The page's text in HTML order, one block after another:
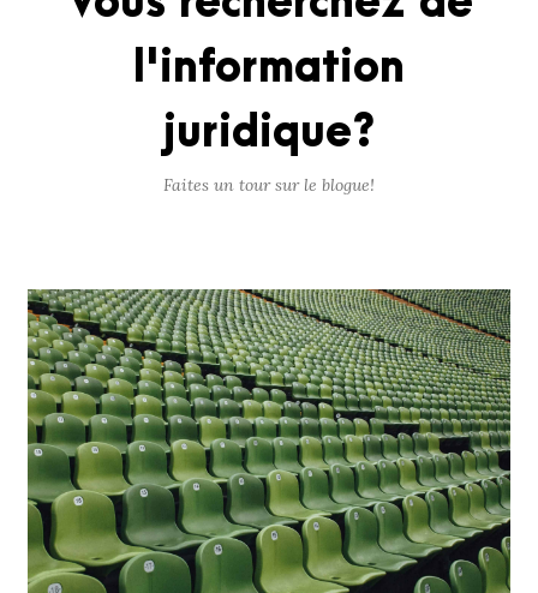
l'information
juridique?
Faites un tour sur le blogue!